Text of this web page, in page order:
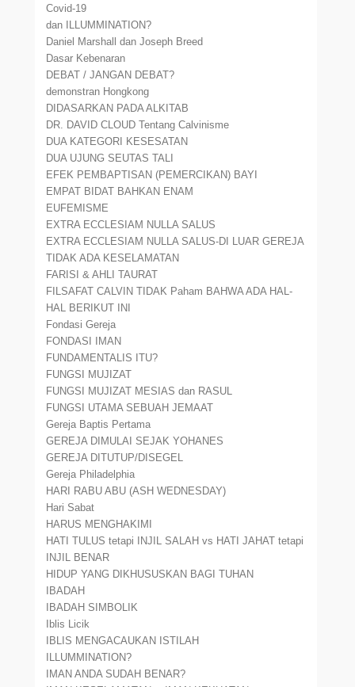
Covid-19
dan ILLUMMINATION?
Daniel Marshall dan Joseph Breed
Dasar Kebenaran
DEBAT / JANGAN DEBAT?
demonstran Hongkong
DIDASARKAN PADA ALKITAB
DR. DAVID CLOUD Tentang Calvinisme
DUA KATEGORI KESESATAN
DUA UJUNG SEUTAS TALI
EFEK PEMBAPTISAN (PEMERCIKAN) BAYI
EMPAT BIDAT BAHKAN ENAM
EUFEMISME
EXTRA ECCLESIAM NULLA SALUS
EXTRA ECCLESIAM NULLA SALUS-DI LUAR GEREJA
TIDAK ADA KESELAMATAN
FARISI & AHLI TAURAT
FILSAFAT CALVIN TIDAK Paham BAHWA ADA HAL-
HAL BERIKUT INI
Fondasi Gereja
FONDASI IMAN
FUNDAMENTALIS ITU?
FUNGSI MUJIZAT
FUNGSI MUJIZAT MESIAS dan RASUL
FUNGSI UTAMA SEBUAH JEMAAT
Gereja Baptis Pertama
GEREJA DIMULAI SEJAK YOHANES
GEREJA DITUTUP/DISEGEL
Gereja Philadelphia
HARI RABU ABU (ASH WEDNESDAY)
Hari Sabat
HARUS MENGHAKIMI
HATI TULUS tetapi INJIL SALAH vs HATI JAHAT tetapi
INJIL BENAR
HIDUP YANG DIKHUSUSKAN BAGI TUHAN
IBADAH
IBADAH SIMBOLIK
Iblis Licik
IBLIS MENGACAUKAN ISTILAH
ILLUMMINATION?
IMAN ANDA SUDAH BENAR?